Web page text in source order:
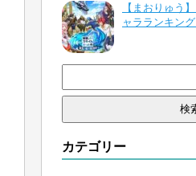
【まおりゅう
ャラランキング
索:
カテゴリー